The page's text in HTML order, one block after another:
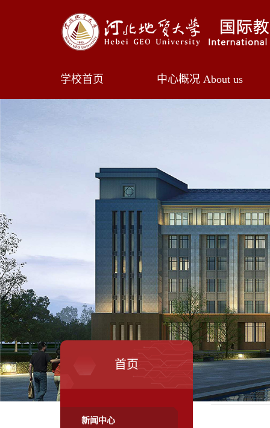
学校首页 中心概况 About us
首页
新闻中心